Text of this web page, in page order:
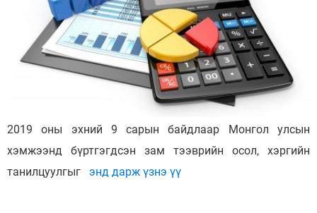
2019 оны эхний 9 сарын байдлаар Монгол улсын
хэмжээнд бүртгэгдсэн зам тээврийн осол, хэргийн
танилцуулгыг
энд дарж үзнэ үү